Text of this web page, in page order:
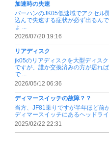
加速時の失速
バーハンのJK05低速域でアクセル
込んで失速する症状が必ず出るん
ょ ...
2026/07/20 19:16
リアディスク
jk05のリアディスクを大型ディス
ですが、誰か交換済みの方が居れ
で ...
2026/05/12 06:36
ディマースイッチの故障？？
当方、JF81乗りですが半年ほど前
ディマースイッチにあるヘッドラ
2025/02/22 22:31